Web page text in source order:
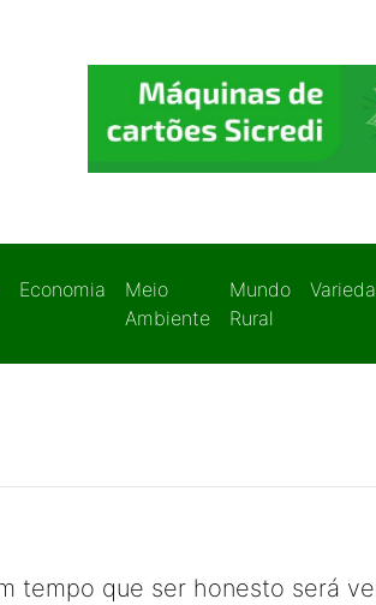
Economia
Meio
Ambiente
Mundo
Rural
tempo que ser honesto será